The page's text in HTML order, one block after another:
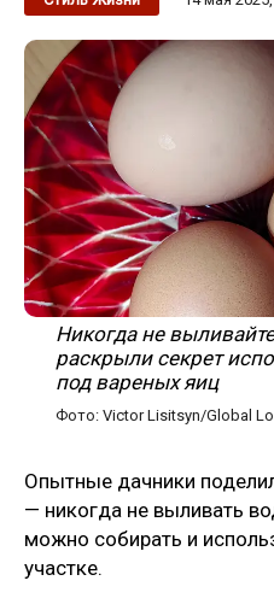
Никогда не
раскрыли секрет
под вареных яиц
Фото: Victor Lisitsyn/Global
Опытные дачники
— никогда не выливать
можно собирать и
участке.